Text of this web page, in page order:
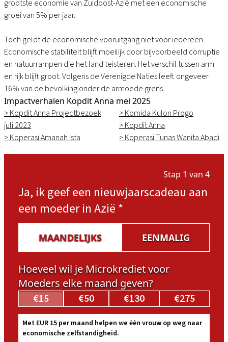
grootste economie van Zuidoost-Azië met een economische
groei van 5% per jaar.
Toch geldt de economische vooruitgang niet voor iedereen.
Economische stabiliteit blijft moeilijk door bijvoorbeeld corruptie
en natuurrampen die het land teisteren. Het verschil tussen arm
en rijk blijft groot. Volgens de Verenigde Naties leeft ongeveer
16% van de bevolking onder de armoede grens.
Impactverhalen Kopdit Anna mei 2025
> Kopdit Anna Projectbezoek
juli 2023
> Koperasi Amanah Ista
> Komida Kulon Progo
> Kopdit Anna
> Koperasi Tunas Wanita Abadi
Stap 1 van 4
Ja, ik geef een nieuwjaarscadeau aan
een moeder in Azië *
MAANDELIJKS EENMALIG
Hoeveel wil je Microkrediet voor
Moeders elke maand geven?
€15 €50 €130 €275
Met EUR 15 per maand helpen we ėėn vrouw op weg naar
economische zelfstandigheid.